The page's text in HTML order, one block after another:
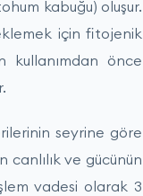
kabuğu) oluşur.
için fitojenik
kullanımdan önce
seyrine göre
ve gücünün
vadesi olarak 3